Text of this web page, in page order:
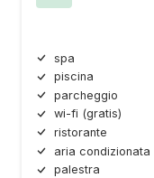
spa
piscina
parcheggio
wi-fi (gratis)
ristorante
aria condizionata
palestra